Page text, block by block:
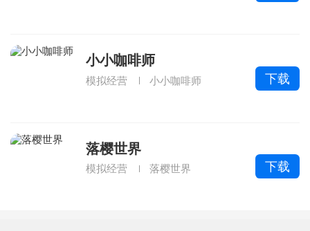
小小咖啡师
模拟经营 小小咖啡师 下载
落樱世界
模拟经营 落樱世界 下载